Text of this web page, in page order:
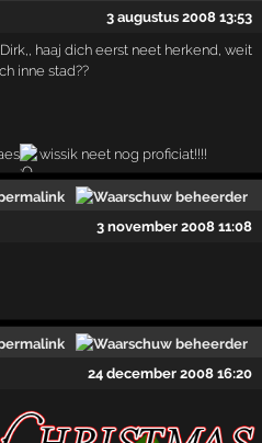
3 augustus 2008 13:53
haaj dich eerst neet herkend, weit
inne stad??
wissik neet nog proficiat!!!!
3 november 2008 11:08
24 december 2008 16:20